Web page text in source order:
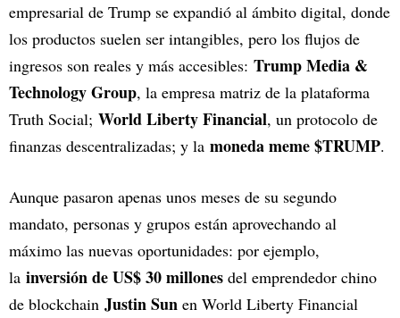
empresarial de Trump se expandió al ámbito digital, donde
los productos suelen ser intangibles, pero los flujos de
ingresos son reales y más accesibles: Trump Media &
Technology Group, la empresa matriz de la plataforma
Truth Social; World Liberty Financial, un protocolo de
finanzas descentralizadas; y la moneda meme $TRUMP.
Aunque pasaron apenas unos meses de su segundo
mandato, personas y grupos están aprovechando al
máximo las nuevas oportunidades: por ejemplo,
la inversión de US$ 30 millones del emprendedor chino
de blockchain Justin Sun en World Liberty Financial